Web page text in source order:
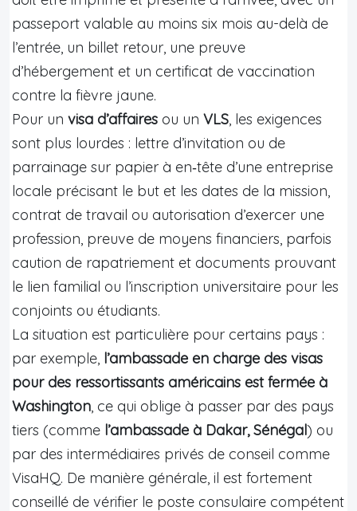
passeport valable au moins six mois au-delà de
l’entrée, un billet retour, une preuve
d’hébergement et un certificat de vaccination
contre la fièvre jaune.
Pour un visa d’affaires ou un VLS, les exigences
sont plus lourdes : lettre d’invitation ou de
parrainage sur papier à en‑tête d’une entreprise
locale précisant le but et les dates de la mission,
contrat de travail ou autorisation d’exercer une
profession, preuve de moyens financiers, parfois
caution de rapatriement et documents prouvant
le lien familial ou l’inscription universitaire pour les
conjoints ou étudiants.
La situation est particulière pour certains pays :
par exemple, l’ambassade en charge des visas
pour des ressortissants américains est fermée à
Washington, ce qui oblige à passer par des pays
tiers (comme l’ambassade à Dakar, Sénégal) ou
par des intermédiaires privés de conseil comme
VisaHQ. De manière générale, il est fortement
conseillé de vérifier le poste consulaire compétent